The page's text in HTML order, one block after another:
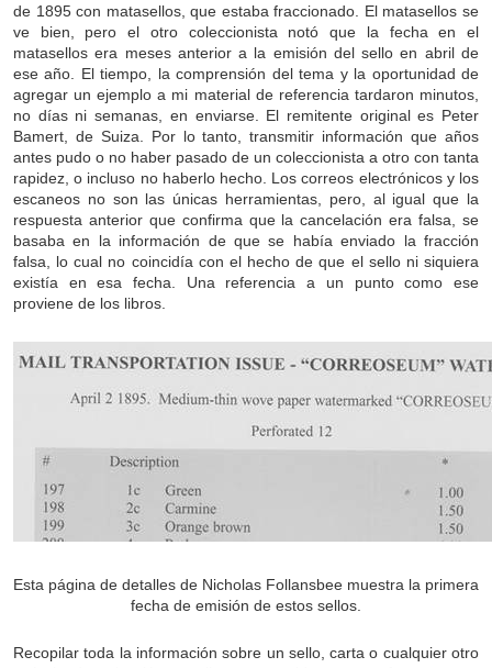
de 1895 con matasellos, que estaba fraccionado. El matasellos se
ve bien, pero el otro coleccionista notó que la fecha en el
matasellos era meses anterior a la emisión del sello en abril de
ese año. El tiempo, la comprensión del tema y la oportunidad de
agregar un ejemplo a mi material de referencia tardaron minutos,
no días ni semanas, en enviarse. El remitente original es Peter
Bamert, de Suiza. Por lo tanto, transmitir información que años
antes pudo o no haber pasado de un coleccionista a otro con tanta
rapidez, o incluso no haberlo hecho. Los correos electrónicos y los
escaneos no son las únicas herramientas, pero, al igual que la
respuesta anterior que confirma que la cancelación era falsa, se
basaba en la información de que se había enviado la fracción
falsa, lo cual no coincidía con el hecho de que el sello ni siquiera
existía en esa fecha. Una referencia a un punto como ese
proviene de los libros.
Esta página de detalles de Nicholas Follansbee muestra la primera
fecha de emisión de estos sellos.
Recopilar toda la información sobre un sello, carta o cualquier otro